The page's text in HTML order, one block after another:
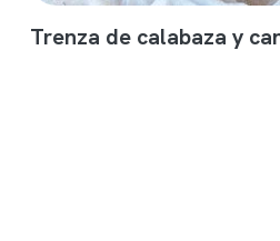
Trenza de calabaza y